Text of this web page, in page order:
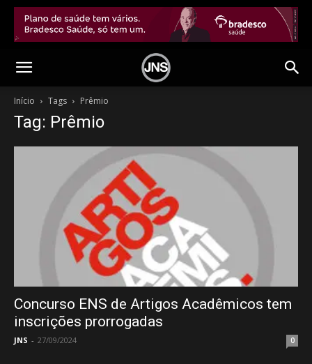
Início Tags Prêmio
Tag: Prêmio
Concurso ENS de Artigos Acadêmicos tem
inscrições prorrogadas
JNS - 27/09/2024 0